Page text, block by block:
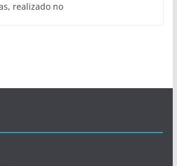
realizado no